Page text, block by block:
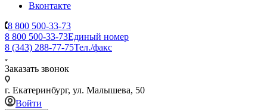
Вконтакте
8 800 500-33-73
8 800 500-33-73Единый номер
8 (343) 288-77-75Тел./факс
Заказать звонок
г. Екатеринбург, ул. Малышева, 50
Войти